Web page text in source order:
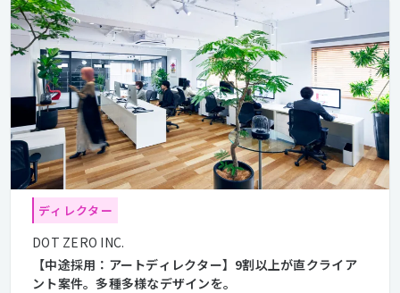
ディレクター
DOT ZERO INC.
【中途採用：アートディレクター】9割以上が直クライア
ント案件。多種多様なデザインを。